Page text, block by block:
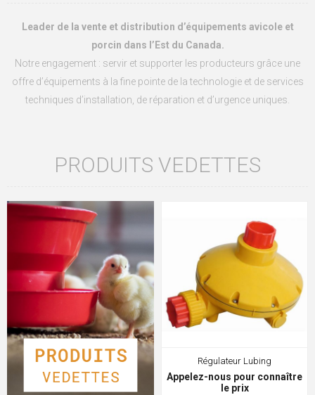
Leader de la vente et distribution d’équipements avicole et
porcin dans l’Est du Canada.
Notre engagement : servir et supporter les producteurs grâce une
offre d’équipements à la fine pointe de la technologie et de services
techniques d’installation, de réparation et d’urgence uniques.
PRODUITS VEDETTES
Régulateur Lubing
Appelez-nous pour connaître
le prix